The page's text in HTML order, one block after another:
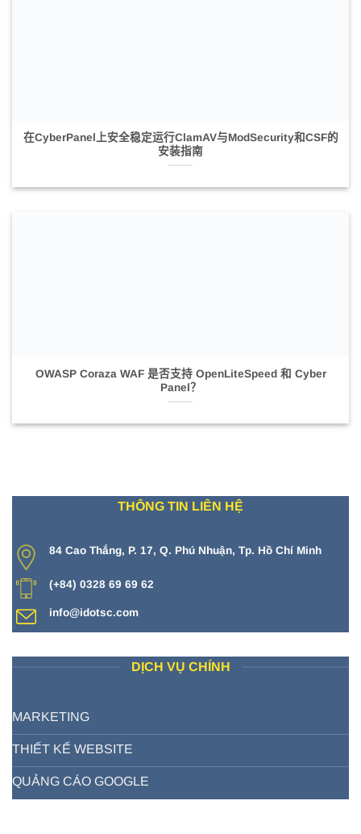
在CyberPanel上安全稳定运行ClamAV与ModSecurity和CSF的
安装指南
OWASP Coraza WAF 是否支持 OpenLiteSpeed 和 Cyber​​
Panel？
THÔNG TIN LIÊN HỆ
84 Cao Thắng, P. 17, Q. Phú Nhuận, Tp. Hồ Chí Minh
(+84) 0328 69 69 62
info@idotsc.com
DỊCH VỤ CHÍNH
MARKETING
THIẾT KẾ WEBSITE
QUẢNG CÁO GOOGLE